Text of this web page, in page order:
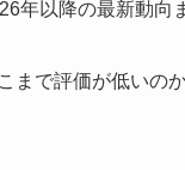
年以降の最新動向
まで評価が低い